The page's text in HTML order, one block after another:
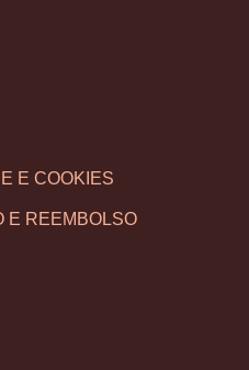
E COOKIES
E REEMBOLSO